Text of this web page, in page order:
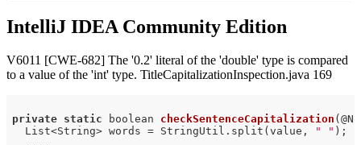
IntelliJ IDEA Community Edition
V6011 [CWE-682] The '0.2' literal of the 'double' type is compared
to a value of the 'int' type. TitleCapitalizationInspection.java 169
private static boolean checkSentenceCapitalization
  List<String> words = StringUtil.split(value,
" " );